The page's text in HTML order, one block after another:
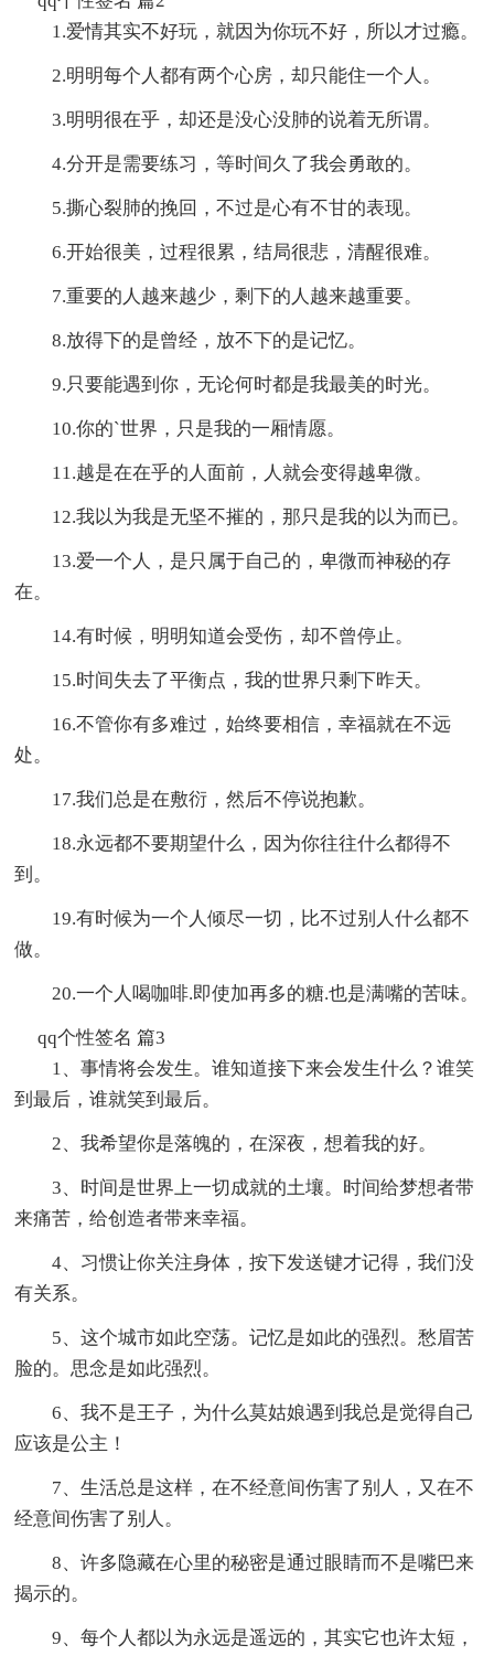
1.爱情其实不好玩，就因为你玩不好，所以才过瘾。
2.明明每个人都有两个心房，却只能住一个人。
3.明明很在乎，却还是没心没肺的说着无所谓。
4.分开是需要练习，等时间久了我会勇敢的。
5.撕心裂肺的挽回，不过是心有不甘的表现。
6.开始很美，过程很累，结局很悲，清醒很难。
7.重要的人越来越少，剩下的人越来越重要。
8.放得下的是曾经，放不下的是记忆。
9.只要能遇到你，无论何时都是我最美的时光。
10.你的`世界，只是我的一厢情愿。
11.越是在在乎的人面前，人就会变得越卑微。
12.我以为我是无坚不摧的，那只是我的以为而已。
13.爱一个人，是只属于自己的，卑微而神秘的存
在。
14.有时候，明明知道会受伤，却不曾停止。
15.时间失去了平衡点，我的世界只剩下昨天。
16.不管你有多难过，始终要相信，幸福就在不远
处。
17.我们总是在敷衍，然后不停说抱歉。
18.永远都不要期望什么，因为你往往什么都得不
到。
19.有时候为一个人倾尽一切，比不过别人什么都不
做。
20.一个人喝咖啡.即使加再多的糖.也是满嘴的苦味。
qq个性签名 篇3
1、事情将会发生。谁知道接下来会发生什么？谁笑
到最后，谁就笑到最后。
2、我希望你是落魄的，在深夜，想着我的好。
3、时间是世界上一切成就的土壤。时间给梦想者带
来痛苦，给创造者带来幸福。
4、习惯让你关注身体，按下发送键才记得，我们没
有关系。
5、这个城市如此空荡。记忆是如此的强烈。愁眉苦
脸的。思念是如此强烈。
6、我不是王子，为什么莫姑娘遇到我总是觉得自己
应该是公主！
7、生活总是这样，在不经意间伤害了别人，又在不
经意间伤害了别人。
8、许多隐藏在心里的秘密是通过眼睛而不是嘴巴来
揭示的。
9、每个人都以为永远是遥远的，其实它也许太短，